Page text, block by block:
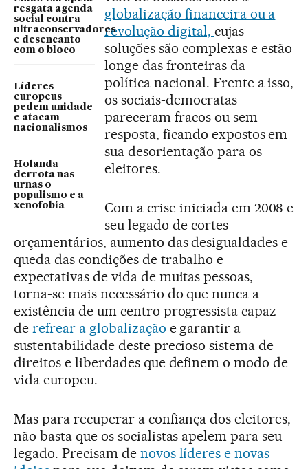
resgata agenda
social contra
ultraconservadores
e desencanto
com o bloco
Líderes
europeus
pedem unidade
e atacam
nacionalismos
Holanda
derrota nas
urnas o
populismo e a
xenofobia
globalização financeira ou a
revolução digital, cujas
soluções são complexas e estão
longe das fronteiras da
política nacional. Frente a isso,
os sociais-democratas
pareceram fracos ou sem
resposta, ficando expostos em
sua desorientação para os
eleitores.
Com a crise iniciada em 2008 e
seu legado de cortes
orçamentários, aumento das desigualdades e
queda das condições de trabalho e
expectativas de vida de muitas pessoas,
torna-se mais necessário do que nunca a
existência de um centro progressista capaz
de refrear a globalização e garantir a
sustentabilidade deste precioso sistema de
direitos e liberdades que definem o modo de
vida europeu.
Mas para recuperar a confiança dos eleitores,
não basta que os socialistas apelem para seu
legado. Precisam de novos líderes e novas